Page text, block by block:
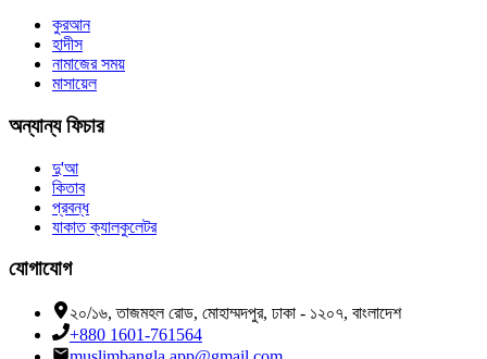
কুরআন
হাদীস
নামাজের সময়
মাসায়েল
অন্যান্য ফিচার
দু'আ
কিতাব
প্রবন্ধ
যাকাত ক্যালকুলেটর
যোগাযোগ
২০/১৬, তাজমহল রোড, মোহাম্মদপুর, ঢাকা - ১২০৭, বাংলাদেশ
+880 1601-761564